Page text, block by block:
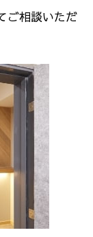
ご相談いただ